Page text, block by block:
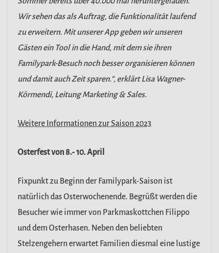
Wir sehen das als Auftrag, die Funktionalität laufend
zu erweitern. Mit unserer App geben wir unseren
Gästen ein Tool in die Hand, mit dem sie ihren
Familypark-Besuch noch besser organisieren können
und damit auch Zeit sparen.“, erklärt Lisa Wagner-
Körmendi, Leitung Marketing & Sales.
Weitere Informationen zur Saison 2023
Osterfest von 8.- 10. April
Fixpunkt zu Beginn der Familypark-Saison ist
natürlich das Osterwochenende. Begrüßt werden die
Besucher wie immer von Parkmaskottchen Filippo
und dem Osterhasen. Neben den beliebten
Stelzengehern erwartet Familien diesmal eine lustige